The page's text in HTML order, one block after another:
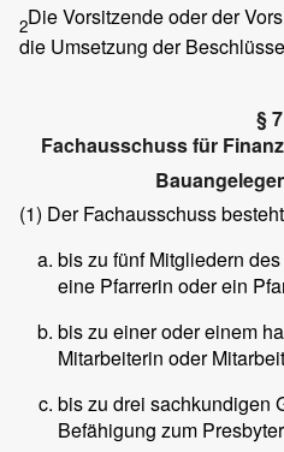
2Die Vorsitzende oder der
die Umsetzung der
§ 7
Fachausschuss für
(1) Der Fachausschuss
bis zu fünf Mitgliedern
eine Pfarrerin oder ein
bis zu einer oder einem
Mitarbeiterin oder
bis zu drei sachkundigen
Befähigung zum